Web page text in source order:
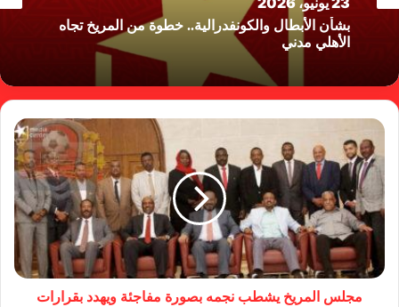
بشأن الأبطال والكونفدرالية.. خطوة من المريخ تجاه
الأهلي مدني
مجلس المريخ يشطب نجمه بصورة مفاجئة ويهدد بقرارات